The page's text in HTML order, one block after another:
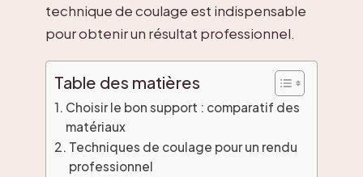
technique de coulage est indispensable
pour obtenir un résultat professionnel.
Table des matières
Choisir le bon support : comparatif des
matériaux
Techniques de coulage pour un rendu
professionnel